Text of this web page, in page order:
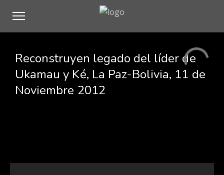
Reconstruyen legado del líder de
Ukamau y Ké, La Paz-Bolivia, 11 de
Noviembre 2012